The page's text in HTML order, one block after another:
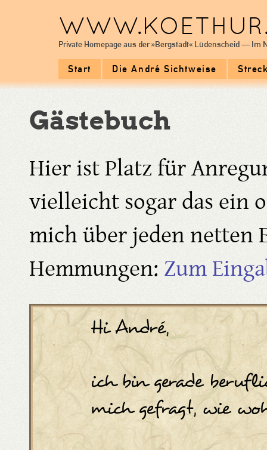
Private Homepage aus der »Bergstadt« Lüdenscheid — Im
Start Die André Sichtweise
Gästebuch
Hier ist Platz für
vielleicht sogar das ein
mich über jeden
Hemmungen: Zum
Hi André,
ich bin gerade
mich gefragt, wie